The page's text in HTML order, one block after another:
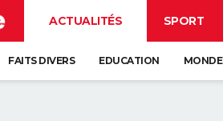
ACTUALITÉS SPORT
FAITS DIVERS EDUCATION MONDE